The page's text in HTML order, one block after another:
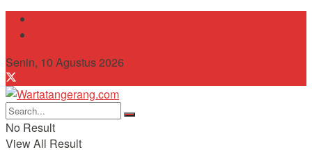
Senin, 10 Agustus 2026
No Result
View All Result